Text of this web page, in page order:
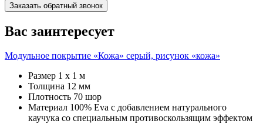
Заказать обратный звонок
Вас заинтересует
Модульное покрытие «Кожа» серый, рисунок «кожа»
Размер 1 х 1 м
Толщина 12 мм
Плотность 70 шор
Материал 100% Eva с добавлением натурального
каучука со специальным противоскользящим эффектом